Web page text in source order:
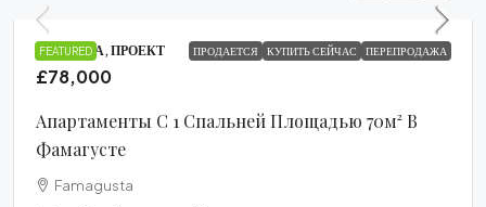
FEATURED ПРОДАЕТСЯ КУПИТЬ СЕЙЧАС ПЕРЕПРОДАЖА
КВАРТИРА, ПРОЕКТ
£78,000
Апартаменты С 1 Спальней Площадью 70м² В
Фамагусте
Famagusta